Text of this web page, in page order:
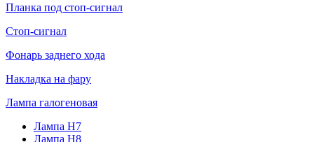
Планка под стоп-сигнал
Стоп-сигнал
Фонарь заднего хода
Накладка на фару
Лампа галогеновая
Лампа H7
Лампа H8